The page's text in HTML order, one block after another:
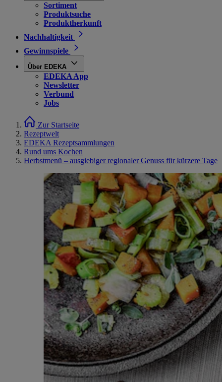
Sortiment
Produktsuche
Produktherkunft
Nachhaltigkeit
Gewinnspiele
Über EDEKA
EDEKA App
Newsletter
Verbund
Jobs
Zur Startseite
Rezeptwelt
EDEKA Rezeptsammlungen
Rund ums Kochen
Herbstmenü – ausgiebiger regionaler Genuss für kürzere Tage